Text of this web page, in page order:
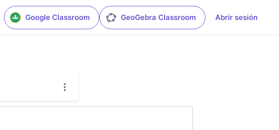
Google Classroom GeoGebra Classroom Abrir sesión